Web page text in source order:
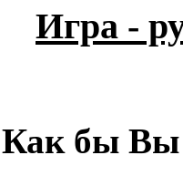
Игра -
Как бы Вы